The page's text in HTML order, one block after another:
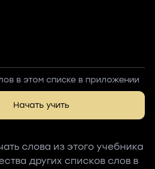
в этом списке в приложении
Начать учить
слова из этого учебника
других списков слов в